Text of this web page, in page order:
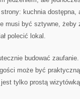
kuchnia dostępna,
musi być sztywne, żeby
polecić lokal.
budować
może być
tylko prostą